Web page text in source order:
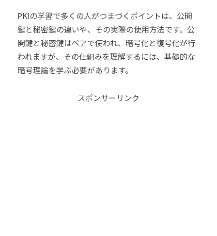
PKIの学習で多くの人がつまづくポイントは、公開
鍵と秘密鍵の違いや、その実際の使用方法です。公
開鍵と秘密鍵はペアで使われ、暗号化と復号化が行
われますが、その仕組みを理解するには、基礎的な
暗号理論を学ぶ必要があります。
スポンサーリンク